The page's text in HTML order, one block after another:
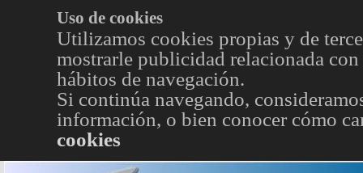
Uso de cookies
Utilizamos cookies propias y de
mostrarle publicidad relacionada
hábitos de navegación.
Si continúa navegando,
información, o bien conocer cómo
cookies